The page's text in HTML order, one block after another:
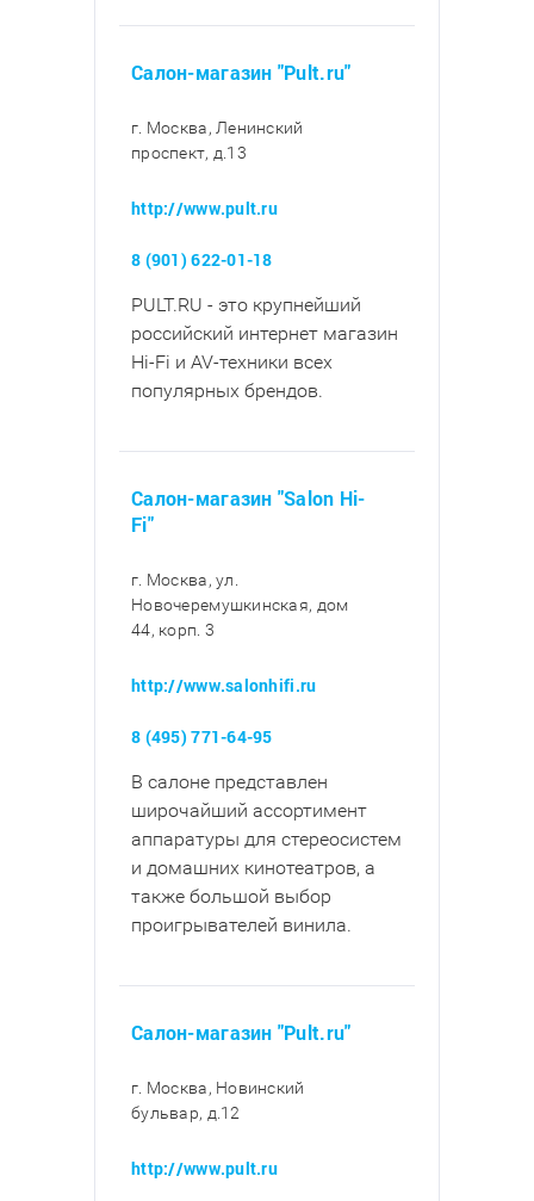
Салон-магазин "Pult.ru"
г. Москва, Ленинский
проспект, д.13
http://www.pult.ru
8 (901) 622-01-18
PULT.RU - это крупнейший
российский интернет магазин
Hi-Fi и AV-техники всех
популярных брендов.
Салон-магазин "Salon Hi-
Fi"
г. Москва, ул.
Новочеремушкинская, дом
44, корп. 3
http://www.salonhifi.ru
8 (495) 771-64-95
В салоне представлен
широчайший ассортимент
аппаратуры для стереосистем
и домашних кинотеатров, а
также большой выбор
проигрывателей винила.
Салон-магазин "Pult.ru"
г. Москва, Новинский
бульвар, д.12
http://www.pult.ru